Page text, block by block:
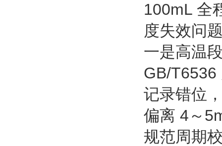
100mL 全
度失效问
一是高温
GB/T6536
记录错位
偏离 4～
规范周期